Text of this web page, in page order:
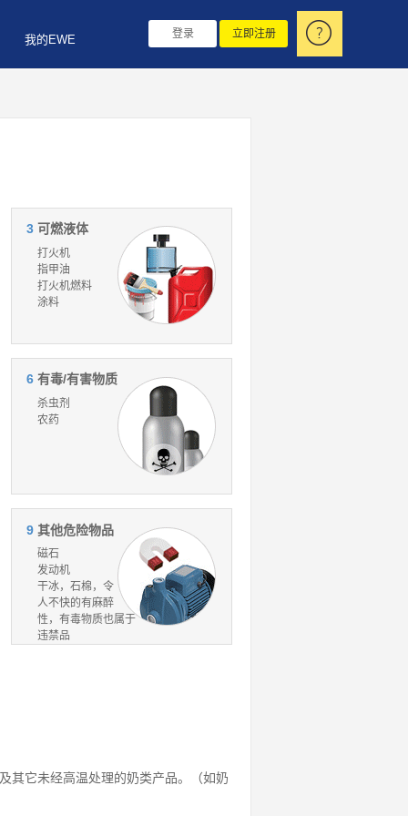
我的EWE 登录 立即注册
3 可燃液体
打火机
指甲油
打火机燃料
涂料
6 有毒/有害物质
杀虫剂
农药
9 其他危险物品
磁石
发动机
干冰，石棉，令
人不快的有麻醉
性，有毒物质也属于
违禁品
其它未经高温处理的奶类产品。（如奶